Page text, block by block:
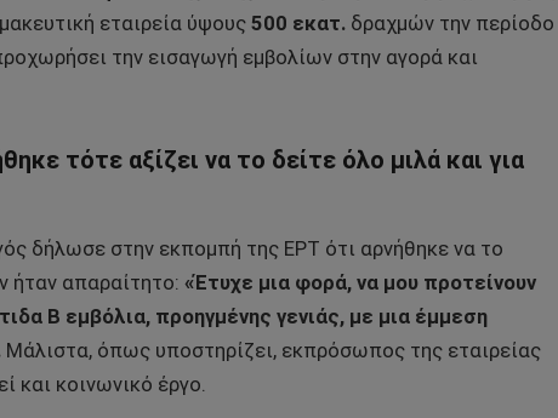
εταιρεία ύψους 500 εκατ. δραχμών την περίοδο
την εισαγωγή εμβολίων στην αγορά και
τότε αξίζει να το δείτε όλο μιλά και για
δήλωσε στην εκπομπή της ΕΡΤ ότι αρνήθηκε να το
ήταν απαραίτητο: «Έτυχε μια φορά, να μου προτείνουν
Β εμβόλια, προηγμένης γενιάς, με μια έμμεση
Μάλιστα, όπως υποστηρίζει, εκπρόσωπος της εταιρείας
και κοινωνικό έργο.